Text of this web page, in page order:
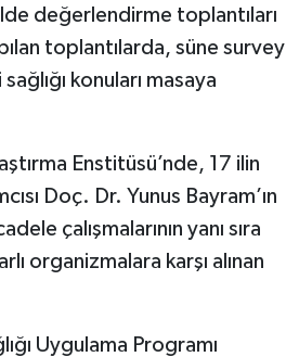
değerlendirme toplantıları
toplantılarda, süne survey
konuları masaya
Enstitüsü’nde, 17 ilin
Doç. Dr. Yunus Bayram’ın
çalışmalarının yanı sıra
organizmalara karşı alınan
Uygulama Programı